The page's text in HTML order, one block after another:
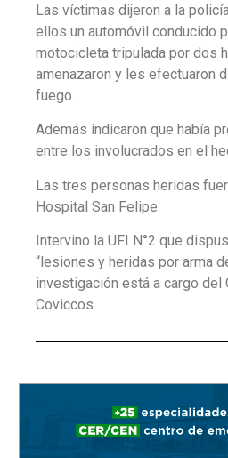
Las víctimas dijeron a la
ellos un automóvil conducido
motocicleta tripulada por dos
amenazaron y les efectuaron
fuego.
Además indicaron que había
entre los involucrados en el
Las tres personas heridas
Hospital San Felipe.
Intervino la UFI N°2 que
“lesiones y heridas por arma
investigación está a cargo del
Coviccos.